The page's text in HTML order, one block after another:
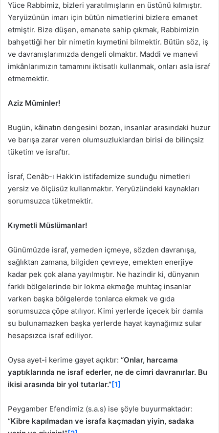
Yüce Rabbimiz, bizleri yaratılmışların en üstünü kılmıştır.
Yeryüzünün imarı için bütün nimetlerini bizlere emanet
etmiştir. Bize düşen, emanete sahip çıkmak, Rabbimizin
bahşettiği her bir nimetin kıymetini bilmektir. Bütün söz, iş
ve davranışlarımızda dengeli olmaktır. Maddi ve manevi
imkânlarımızın tamamını iktisatlı kullanmak, onları asla israf
etmemektir.
Aziz Müminler!
Bugün, kâinatın dengesini bozan, insanlar arasındaki huzur
ve barışa zarar veren olumsuzluklardan birisi de bilinçsiz
tüketim ve israftır.
İsraf, Cenâb-ı Hakk’ın istifademize sunduğu nimetleri
yersiz ve ölçüsüz kullanmaktır. Yeryüzündeki kaynakları
sorumsuzca tüketmektir.
Kıymetli Müslümanlar!
Günümüzde israf, yemeden içmeye, sözden davranışa,
sağlıktan zamana, bilgiden çevreye, emekten enerjiye
kadar pek çok alana yayılmıştır. Ne hazindir ki, dünyanın
farklı bölgelerinde bir lokma ekmeğe muhtaç insanlar
varken başka bölgelerde tonlarca ekmek ve gıda
sorumsuzca çöpe atılıyor. Kimi yerlerde içecek bir damla
su bulunamazken başka yerlerde hayat kaynağımız sular
hesapsızca israf ediliyor.
Oysa ayet-i kerime gayet açıktır: “Onlar, harcama
yaptıklarında ne israf ederler, ne de cimri davranırlar. Bu
ikisi arasında bir yol tutarlar.”[1]
Peygamber Efendimiz (s.a.s) ise şöyle buyurmaktadır:
“Kibre kapılmadan ve israfa kaçmadan yiyin, sadaka